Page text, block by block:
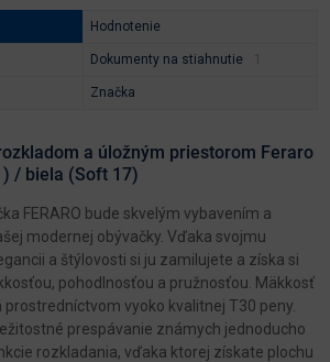
Hodnotenie
Dokumenty na stiahnutie
Značka
a úložným priestorom Feraro
/ biela (Soft 17)
FERARO bude skvelým vybavením a
modernej obývačky. Vďaka svojmu
a štýlovosti si ju zamilujete a získa si
pohodlnosťou a pružnosťou. Mäkkosť
vyoko kvalitnej T30 peny.
prespávanie známych jednoducho
rozkladania, vďaka ktorej získate plochu